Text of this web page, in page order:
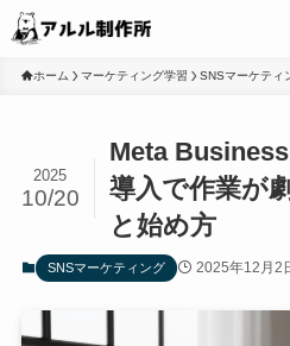
ホーム マーケティング学習 SNSマーケティ
Meta
導入で作業が
と始め方
2025
10/20
SNSマーケティング 2025年12月2